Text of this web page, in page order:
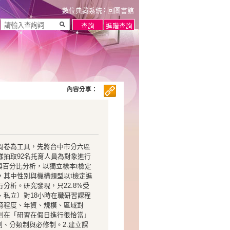
數位典藏系統 回圖書館
卷為工具，先將台中市分六區
抽取92名托育人員為對象進行
分比分析，以獨立樣本t檢定
其中性別與機構類型以t檢定進
分析。研究發現，只22.8%受
立）對18小時在職研習課程
程度、年資、規模、區域對
「研習在假日進行很恰當」
分類制與必修制。2.建立課
內容分享：